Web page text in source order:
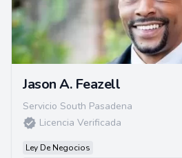
Jason A. Feazell
Servicio South Pasadena
Licencia Verificada
Ley De Negocios